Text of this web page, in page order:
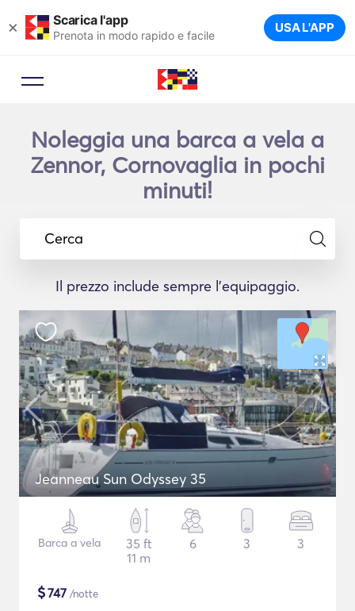
× Scarica l'app
Prenota in modo rapido e facile USA L'APP
Noleggia una barca a vela a
Zennor, Cornovaglia in pochi
minuti!
Cerca
Il prezzo include sempre l'equipaggio.
Jeanneau Sun Odyssey 35
Barca a vela
35 ft
11 m
6 3 3
$747 /notte